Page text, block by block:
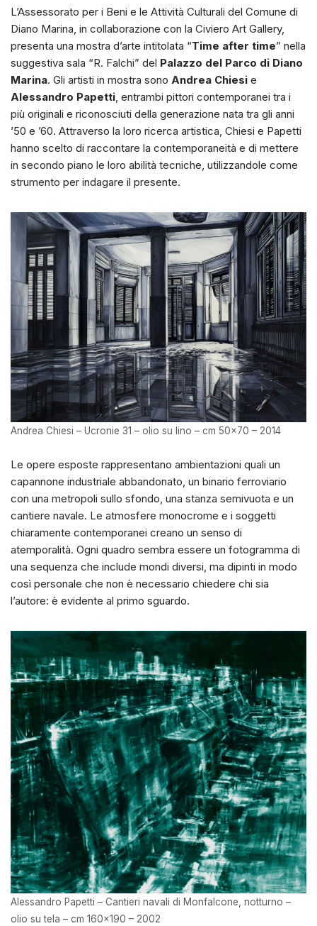
L’Assessorato per i Beni e le Attività Culturali del Comune di
Diano Marina, in collaborazione con la Civiero Art Gallery,
presenta una mostra d’arte intitolata “Time after time” nella
suggestiva sala “R. Falchi” del Palazzo del Parco di Diano
Marina. Gli artisti in mostra sono Andrea Chiesi e
Alessandro Papetti , entrambi pittori contemporanei tra i
più originali e riconosciuti della generazione nata tra gli anni
’50 e ’60. Attraverso la loro ricerca artistica, Chiesi e Papetti
hanno scelto di raccontare la contemporaneità e di mettere
in secondo piano le loro abilità tecniche, utilizzandole come
strumento per indagare il presente.
Andrea Chiesi – Ucronie 31 – olio su lino – cm 50×70 – 2014
Le opere esposte rappresentano ambientazioni quali un
capannone industriale abbandonato, un binario ferroviario
con una metropoli sullo sfondo, una stanza semivuota e un
cantiere navale. Le atmosfere monocrome e i soggetti
chiaramente contemporanei creano un senso di
atemporalità. Ogni quadro sembra essere un fotogramma di
una sequenza che include mondi diversi, ma dipinti in modo
così personale che non è necessario chiedere chi sia
l’autore: è evidente al primo sguardo.
Alessandro Papetti – Cantieri navali di Monfalcone, notturno –
olio su tela – cm 160×190 – 2002